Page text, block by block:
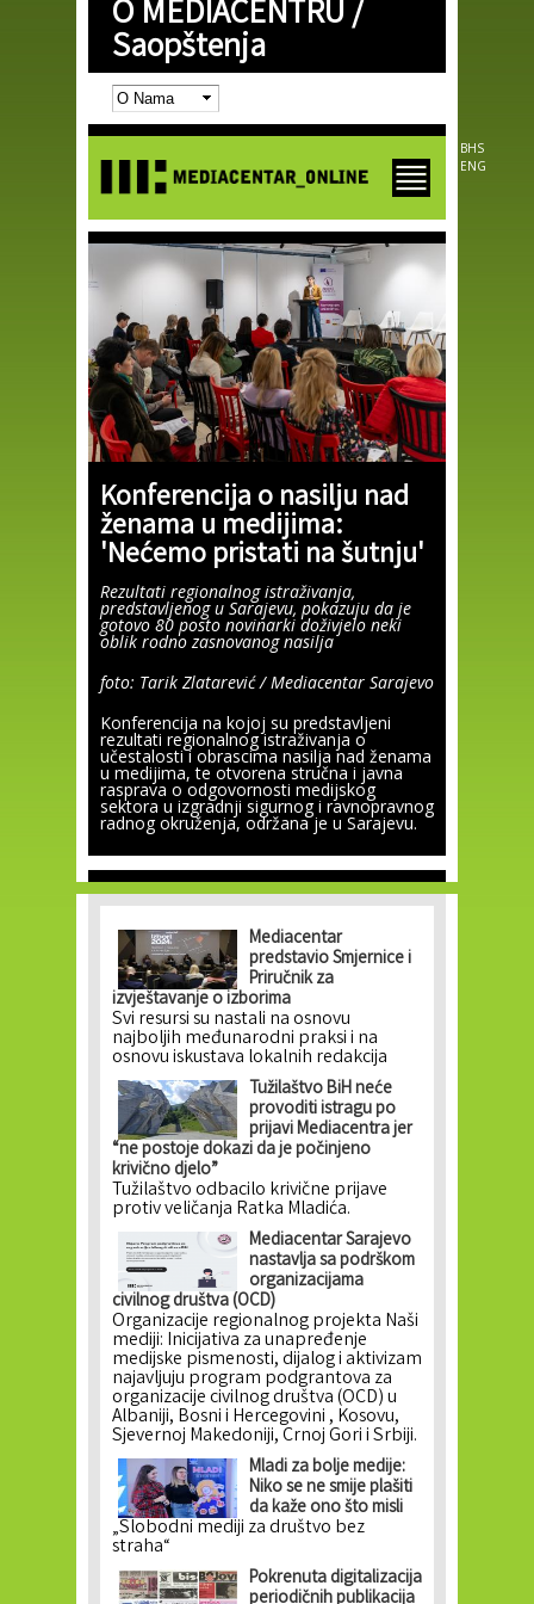
Skip to
main
content
O MEDIACENTRU /
Saopštenja
BHS
ENG
Konferencija o nasilju nad
ženama u medijima:
'Nećemo pristati na šutnju'
Rezultati regionalnog istraživanja,
predstavljenog u Sarajevu, pokazuju da je
gotovo 80 posto novinarki doživjelo neki
oblik rodno zasnovanog nasilja
foto: Tarik Zlatarević / Mediacentar Sarajevo
Konferencija na kojoj su predstavljeni
rezultati regionalnog istraživanja o
učestalosti i obrascima nasilja nad ženama
u medijima, te otvorena stručna i javna
rasprava o odgovornosti medijskog
sektora u izgradnji sigurnog i ravnopravnog
radnog okruženja, održana je u Sarajevu.
Mediacentar
predstavio Smjernice i
Priručnik za
izvještavanje o izborima
Svi resursi su nastali na osnovu
najboljih međunarodni praksi i na
osnovu iskustava lokalnih redakcija
Tužilaštvo BiH neće
provoditi istragu po
prijavi Mediacentra jer
“ne postoje dokazi da je počinjeno
krivično djelo”
Tužilaštvo odbacilo krivične prijave
protiv veličanja Ratka Mladića.
Mediacentar Sarajevo
nastavlja sa podrškom
organizacijama
civilnog društva (OCD)
Organizacije regionalnog projekta Naši
mediji: Inicijativa za unapređenje
medijske pismenosti, dijalog i aktivizam
najavljuju program podgrantova za
organizacije civilnog društva (OCD) u
Albaniji, Bosni i Hercegovini , Kosovu,
Sjevernoj Makedoniji, Crnoj Gori i Srbiji.
Mladi za bolje medije:
Niko se ne smije plašiti
da kaže ono što misli
„Slobodni mediji za društvo bez
straha“
Pokrenuta digitalizacija
periodičnih publikacija